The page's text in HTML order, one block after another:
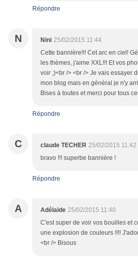
Répondre
N Nini 25/02/2015 11:44
Cette bannière!!! Cet arc en ciel!
les thèmes, j'aime XXL!!! Et vos
voir ;)<br /> <br /> Je vais essayer
mon blog mais en général je n'y
Bises à toutes et merci pour tous
Répondre
C claude TECHER 25/02/2015 11:42
bravo !!! superbe bannière !
Répondre
A Adélaïde 25/02/2015 11:40
C'est super de voir vos bouilles et
une explosion de couleurs !!!!
<br /> Bisous